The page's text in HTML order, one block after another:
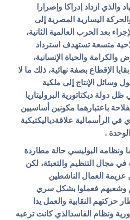
ازداد إدراكا وإصرارا
اليسارية المصرية إلى
بعد الحرب العالمية الثانية،
متسعة تستهدف استرداد
والحياة الإنسانية،
الإقطاع بصفة نهائية، ذلك ما لا
وسائل الإنتاج إلى ملكية
دولة ديكتاتورية البروليتاريا
باعتبارهما مكونين أساسيين
في الرأسمالية علاقةدياليكتيكية
.
ونظامه البوليسي حالة مطاردة
في مجال التنظيم والتعبئة، لكن
العمال الناشطين
وشعبهم فعملوا بشكل سري
حركتهم النقابية والعمل يدا
ونظام الفاسدالذي كانت ترعبه